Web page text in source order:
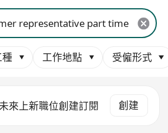
工作地點 受僱形式
來上新職位創建訂閱 創建